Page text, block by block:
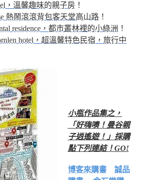
，溫馨趣味的親子房 ！
熱鬧滾滾背包客天堂高山路 ！
residence，都市叢林裡的小綠洲 ！
hotel，超溫馨特色民宿，旅行中
小瓶作品集之，
「好嗨噢！曼谷親
子逍遙遊！」採購
點下列連結！GO!
博客來購書
誠品